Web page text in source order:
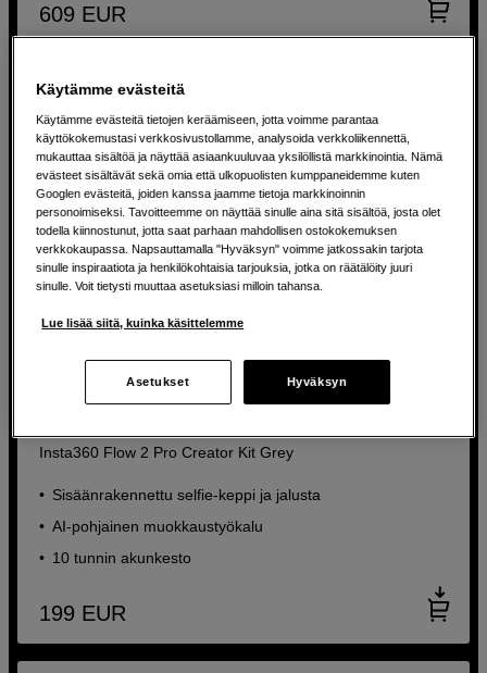
609 EUR
Helppokäyttöinen AI gimbaali tasaisempaan
Insta360 Flow 2 Pro Creator Kit Grey
Sisäänrakennettu selfie-keppi ja jalusta
AI-pohjainen muokkaustyökalu
10 tunnin akunkesto
199 EUR
Käytämme evästeitä
Käytämme evästeitä tietojen keräämiseen, jotta voimme parantaa
käyttökokemustasi verkkosivustollamme, analysoida verkkoliikennettä,
mukauttaa sisältöä ja näyttää asiaankuuluvaa yksilöllistä markkinointia. Nämä
evästeet sisältävät sekä omia että ulkopuolisten kumppaneidemme kuten
Googlen evästeitä, joiden kanssa jaamme tietoja markkinoinnin
personoimiseksi. Tavoitteemme on näyttää sinulle aina sitä sisältöä, josta olet
todella kiinnostunut, jotta saat parhaan mahdollisen ostokokemuksen
verkkokaupassa. Napsauttamalla "Hyväksyn" voimme jatkossakin tarjota
sinulle inspiraatiota ja henkilökohtaisia tarjouksia, jotka on räätälöity juuri
sinulle. Voit tietysti muuttaa asetuksiasi milloin tahansa.
Lue lisää siitä, kuinka käsittelemme
Asetukset Hyväksyn